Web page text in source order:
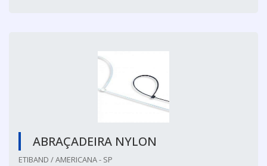
ABRAÇADEIRA NYLON
ETIBAND / AMERICANA - SP